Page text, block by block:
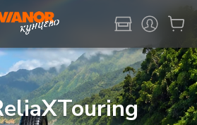
товара